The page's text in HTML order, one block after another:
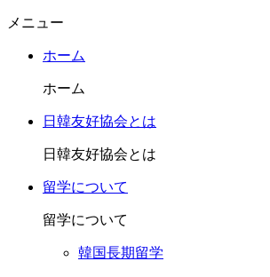
メニュー
ホーム
ホーム
日韓友好協会とは
日韓友好協会とは
留学について
留学について
韓国長期留学